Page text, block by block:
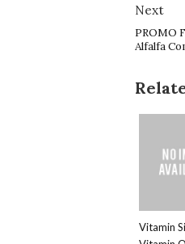
Next
PROMO
Alfalfa
Vitamin